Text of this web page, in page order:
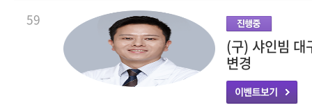
59
(구) 샤인빔 대
변경